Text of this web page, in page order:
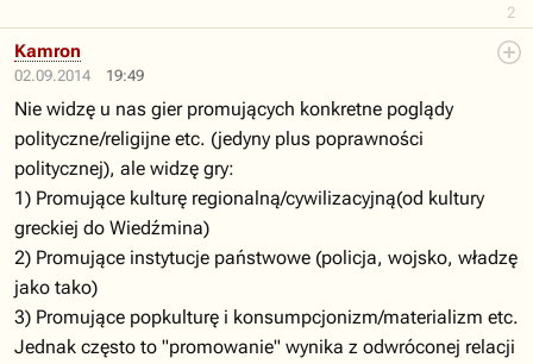
2
02.09.2014 19:49
Kamron
Nie widzę u nas gier promujących konkretne poglądy
polityczne/religijne etc. (jedyny plus poprawności
politycznej), ale widzę gry:
1) Promujące kulturę regionalną/cywilizacyjną(od kultury
greckiej do Wiedźmina)
2) Promujące instytucje państwowe (policja, wojsko, władzę
jako tako)
3) Promujące popkulturę i konsumpcjonizm/materializm etc.
Jednak często to "promowanie" wynika z odwróconej relacji